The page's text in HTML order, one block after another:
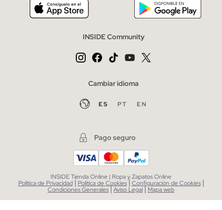
INSIDE Community
Cambiar idioma
ES PT EN
Pago seguro
INSIDE Tienda Online | Ropa y Zapatos Online
Política de Privacidad | Política de Cookies| Configuración de Cookies |
Condiciones Generales|Aviso Legal| Mapa web